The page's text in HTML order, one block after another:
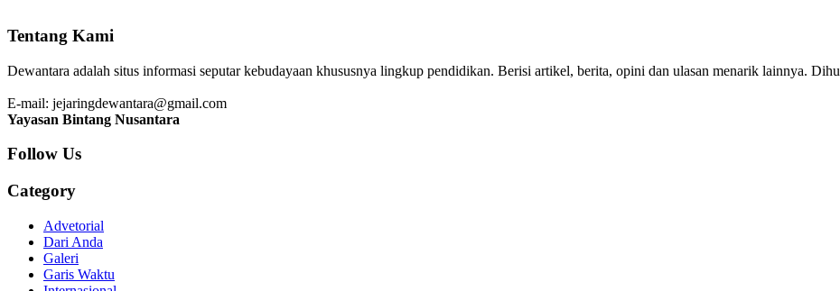
Tentang Kami
Dewantara adalah situs informasi seputar kebudayaan khususnya lingkup pendidikan. Berisi artikel, berita, opini dan ulasan menarik lainnya.
E-mail: jejaringdewantara@gmail.com
Yayasan Bintang Nusantara
Follow Us
Category
Advetorial
Dari Anda
Galeri
Garis Waktu